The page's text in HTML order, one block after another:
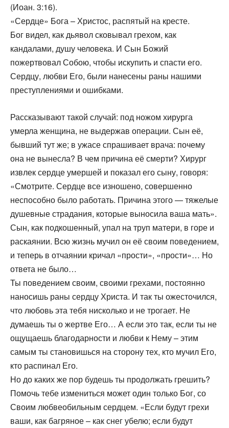
(Иоан. 3:16).
«Сердце» Бога – Христос, распятый на кресте.
Бог видел, как дьявол сковывал грехом, как
кандалами, душу человека. И Сын Божий
пожертвовал Собою, чтобы искупить и спасти его.
Сердцу, любви Его, были нанесены раны нашими
преступлениями и ошибками.
Рассказывают такой случай: под ножом хирурга
умерла женщина, не выдержав операции. Сын её,
бывший тут же; в ужасе спрашивает врача: почему
она не вынесла? В чем причина её смерти? Хирург
извлек сердце умершей и показал его сыну, говоря:
«Смотрите. Сердце все изношено, совершенно
неспособно было работать. Причина этого — тяжелые
душевные страдания, которые выносила ваша мать».
Сын, как подкошенный, упал на труп матери, в горе и
раскаянии. Всю жизнь мучил он её своим поведением,
и теперь в отчаянии кричал «прости», «прости»… Но
ответа не было…
Ты поведением своим, своими грехами, постоянно
наносишь раны сердцу Христа. И так ты ожесточился,
что любовь эта тебя нисколько и не трогает. Не
думаешь ты о жертве Его… А если это так, если ты не
ощущаешь благодарности и любви к Нему – этим
самым ты становишься на сторону тех, кто мучил Его,
кто распинал Его.
Но до каких же пор будешь ты продолжать грешить?
Помочь тебе измениться может один только Бог, со
Своим любвеобильным сердцем. «Если будут грехи
ваши, как багряное – как снег убелю; если будут